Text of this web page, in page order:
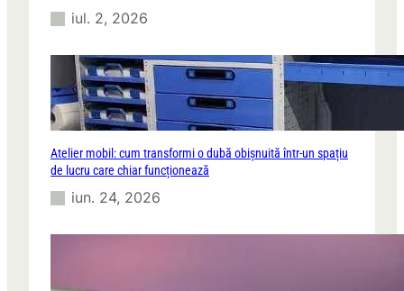
iul. 2, 2026
Atelier mobil: cum transformi o dubă obișnuită într-un spațiu
de lucru care chiar funcționează
iun. 24, 2026